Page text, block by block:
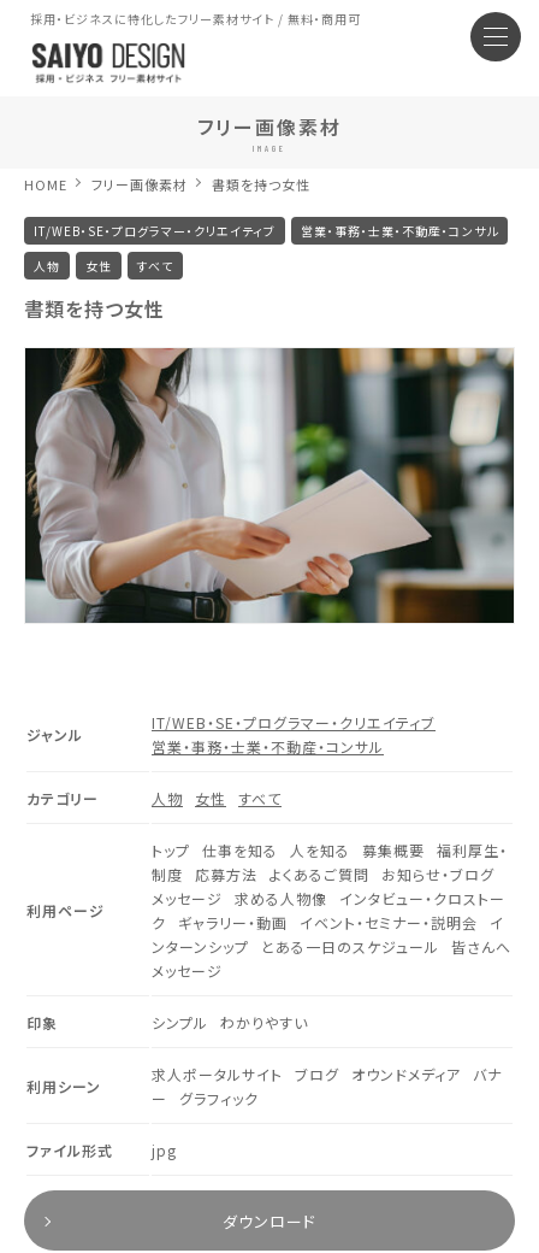
採用・ビジネスに特化したフリー素材サイト / 無料・商用可
フリー画像素材
IMAGE
HOME フリー画像素材 書類を持つ女性
IT/WEB・SE・プログラマー・クリエイティブ
営業・事務・士業・不動産・コンサル
人物
女性 すべて
書類を持つ女性
ジャンル
IT/WEB・SE・プログラマー・クリエイティブ
営業・事務・士業・不動産・コンサル
カテゴリー 人物 女性 すべて
利用ページ
トップ 仕事を知る 人を知る 募集概要
福利厚生・
制度
応募方法 よくあるご質問
お知らせ・ブログ
メッセージ
求める人物像
インタビュー・クロストー
ク
ギャラリー・動画 イベント・セミナー・説明会
イ
ンターンシップ
とある一日のスケジュール
皆さんへ
メッセージ
印象 シンプル わかりやすい
利用シーン
求人ポータルサイト ブログ オウンドメディア
バナ
ー
グラフィック
ファイル形式 jpg
ダウンロード